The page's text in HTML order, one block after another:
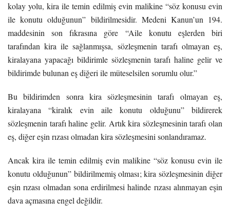
kolay yolu, kira ile temin edilmiş evin malikine “söz konusu evin
ile konutu olduğunun” bildirilmesidir. Medeni Kanun’un 194.
maddesinin son fıkrasına göre “Aile konutu eşlerden biri
tarafından kira ile sağlanmışsa, sözleşmenin tarafı olmayan eş,
kiralayana yapacağı bildirimle sözleşmenin tarafı haline gelir ve
bildirimde bulunan eş diğeri ile müteselsilen sorumlu olur.”
Bu bildirimden sonra kira sözleşmesinin tarafı olmayan eş,
kiralayana “kiralık evin aile konutu olduğunu” bildirerek
sözleşmenin tarafı haline gelir. Artık kira sözleşmesinin tarafı olan
eş, diğer eşin rızası olmadan kira sözleşmesini sonlandıramaz.
Ancak kira ile temin edilmiş evin malikine “söz konusu evin ile
konutu olduğunun” bildirilmemiş olması; kira sözleşmesinin diğer
eşin rızası olmadan sona erdirilmesi halinde rızası alınmayan eşin
dava açmasına engel değildir.